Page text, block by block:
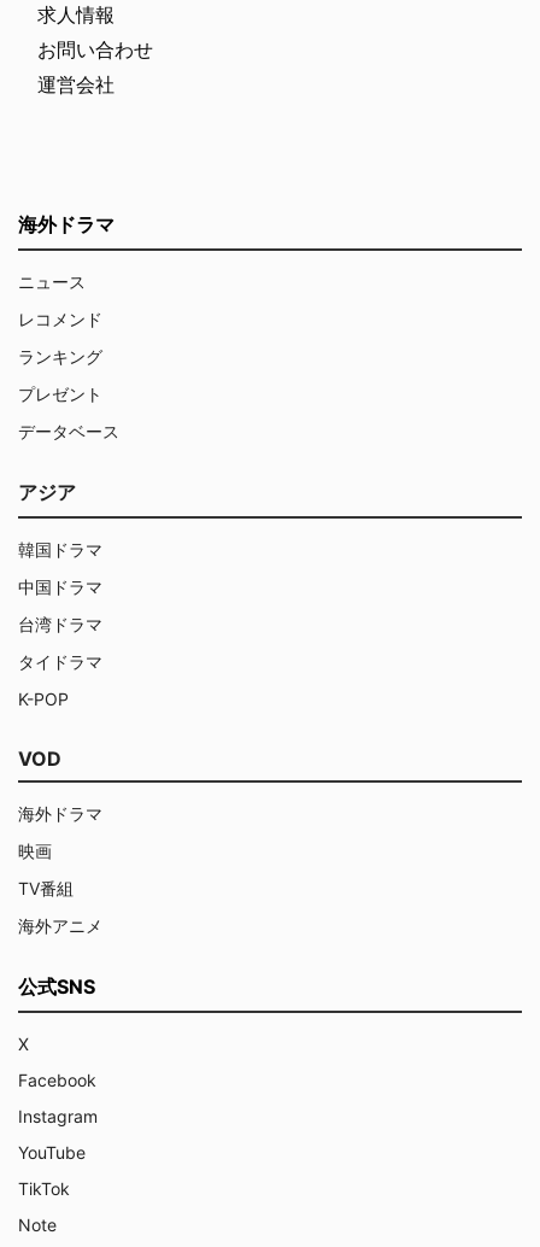
求人情報
お問い合わせ
運営会社
海外ドラマ
ニュース
レコメンド
ランキング
プレゼント
データベース
アジア
韓国ドラマ
中国ドラマ
台湾ドラマ
タイドラマ
K-POP
VOD
海外ドラマ
映画
TV番組
海外アニメ
公式SNS
X
Facebook
Instagram
YouTube
TikTok
Note